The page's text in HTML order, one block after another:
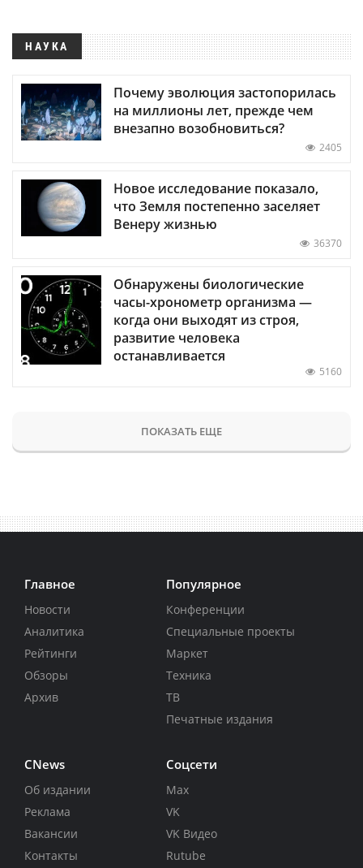
НАУКА
Почему эволюция застопорилась
на миллионы лет, прежде чем
внезапно возобновиться?
2405
Новое исследование показало,
что Земля постепенно заселяет
Венеру жизнью
36370
Обнаружены биологические
часы-хронометр организма —
когда они выходят из строя,
развитие человека
останавливается
5160
ПОКАЗАТЬ ЕЩЕ
Главное
Новости
Аналитика
Рейтинги
Обзоры
Архив
Популярное
Конференции
Специальные проекты
Маркет
Техника
ТВ
Печатные издания
CNews
Об издании
Реклама
Вакансии
Контакты
Соцсети
Max
VK
VK Видео
Rutube